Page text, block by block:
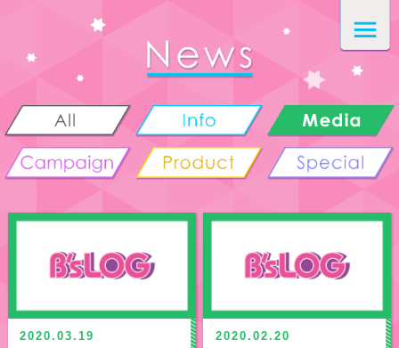
2020.03.19 2020.02.20